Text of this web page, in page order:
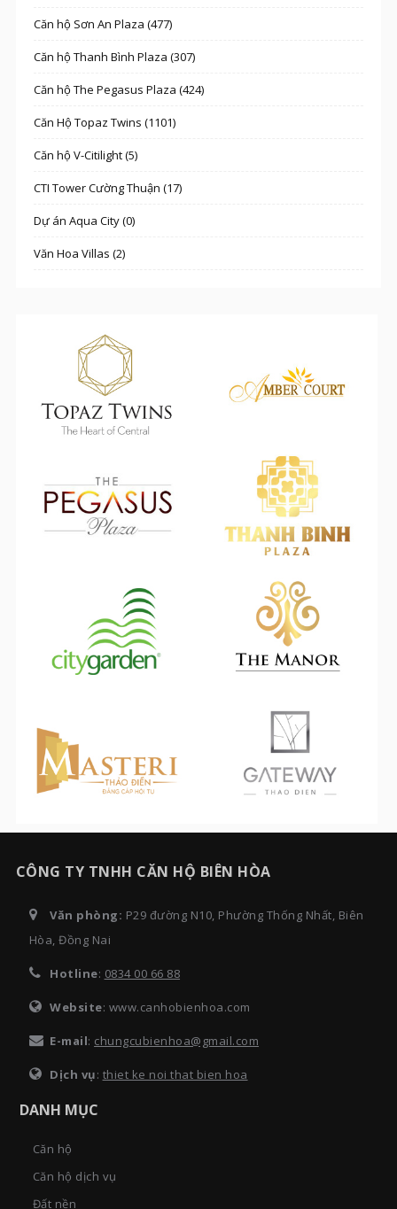
Căn hộ Sơn An Plaza (477)
Căn hộ Thanh Bình Plaza (307)
Căn hộ The Pegasus Plaza (424)
Căn Hộ Topaz Twins (1101)
Căn hộ V-Citilight (5)
CTI Tower Cường Thuận (17)
Dự án Aqua City (0)
Văn Hoa Villas (2)
CÔNG TY TNHH CĂN HỘ BIÊN HÒA
Văn phòng: P29 đường N10, Phường Thống Nhất, Biên
Hòa, Đồng Nai
Hotline: 0834 00 66 88
Website: www.canhobienhoa.com
E-mail: chungcubienhoa@gmail.com
Dịch vụ: thiet ke noi that bien hoa
DANH MỤC
Căn hộ
Căn hộ dịch vụ
Đất nền